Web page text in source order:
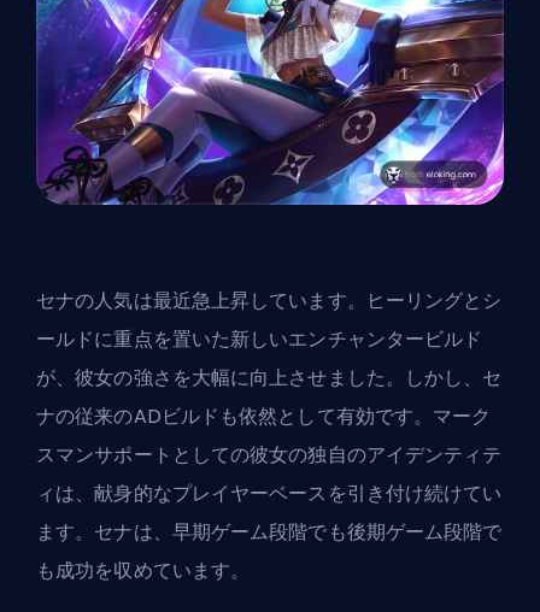
セナの人気は最近急上昇しています。ヒーリングとシ
ールドに重点を置いた新しいエンチャンタービルド
が、彼女の強さを大幅に向上させました。しかし、セ
ナの従来のADビルドも依然として有効です。マーク
スマンサポートとしての彼女の独自のアイデンティテ
ィは、献身的なプレイヤーベースを引き付け続けてい
ます。セナは、早期ゲーム段階でも後期ゲーム段階で
も成功を収めています。